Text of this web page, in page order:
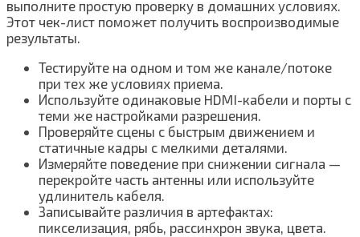
выполните простую проверку в домашних условиях.
Этот чек-лист поможет получить воспроизводимые
результаты.
Тестируйте на одном и том же канале/потоке
при тех же условиях приема.
Используйте одинаковые HDMI-кабели и порты с
теми же настройками разрешения.
Проверяйте сцены с быстрым движением и
статичные кадры с мелкими деталями.
Измеряйте поведение при снижении сигнала —
перекройте часть антенны или используйте
удлинитель кабеля.
Записывайте различия в артефактах:
пикселизация, рябь, рассинхрон звука, цвета.